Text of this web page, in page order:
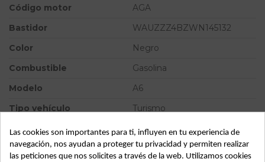
Código motor
AGA
Bastidor
WAUZZZ4BZWN145132
Color
Negro
Combustible
Gasolina
Modelo
A6
Tipo vehículo
Turismo
Almacén
49349
SubAlmacén
373
Las cookies son importantes para ti, influyen en tu experiencia de
navegación, nos ayudan a proteger tu privacidad y permiten realizar
las peticiones que nos solicites a través de la web. Utilizamos cookies